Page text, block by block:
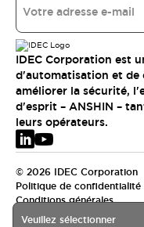
Veuillez sélectionner
IDEC Corporation est
d'automatisation et de
améliorer la sécurité,
d'esprit – ANSHIN –
leurs opérateurs.
© 2026 IDEC Corporation
Politique de confidentialité
Conditions générales